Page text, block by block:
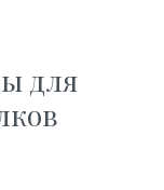
с повышенной
его
для